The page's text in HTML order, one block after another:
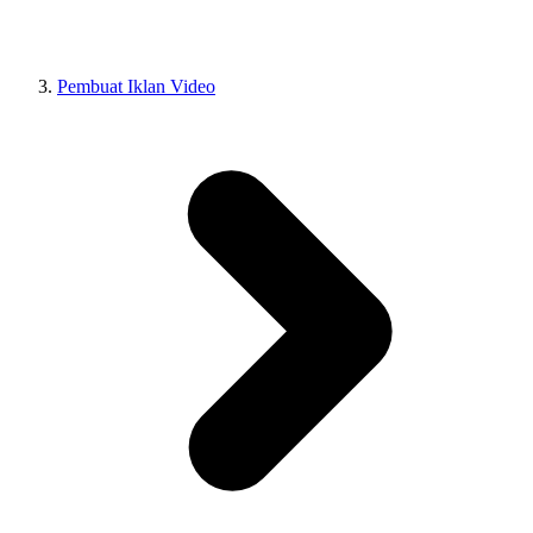
Pembuat Iklan Video